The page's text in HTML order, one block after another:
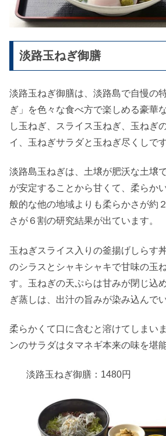
淡路玉ねぎ御膳
淡路玉ねぎ御膳は、淡路島で自慢の
ぎ」を色々な食べ方で楽しめる豪華
し玉ねぎ、スライス玉ねぎ、玉ねぎ
イ、玉ねぎサラダと玉ねぎ尽くしです
淡路島玉ねぎは、土壌が肥沃な土壌
が安定することから甘くて、柔らか
般的な他の地域よりも柔らかさが約
さが６割の研究結果が出ています。
玉ねぎスライス入りの釜揚げしらす
のシラスとシャキシャキで甘味の玉
す。玉ねぎの天ぷらは甘みが閉じ込
ぎ蒸しは、出汁の旨みが染み込んでい
柔らかくて口に含むと溶けてしまい
ンのサラダはタマネギ本来の味を堪
淡路玉ねぎ御膳：1480円